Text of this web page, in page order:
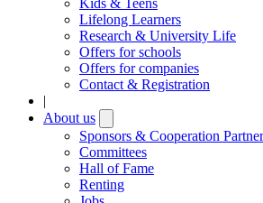
Lifelong Learners
Research & University Life
Offers for schools
Offers for companies
Contact & Registration
|
About us
submenu
Sponsors & Cooperation
Committees
Hall of Fame
Renting